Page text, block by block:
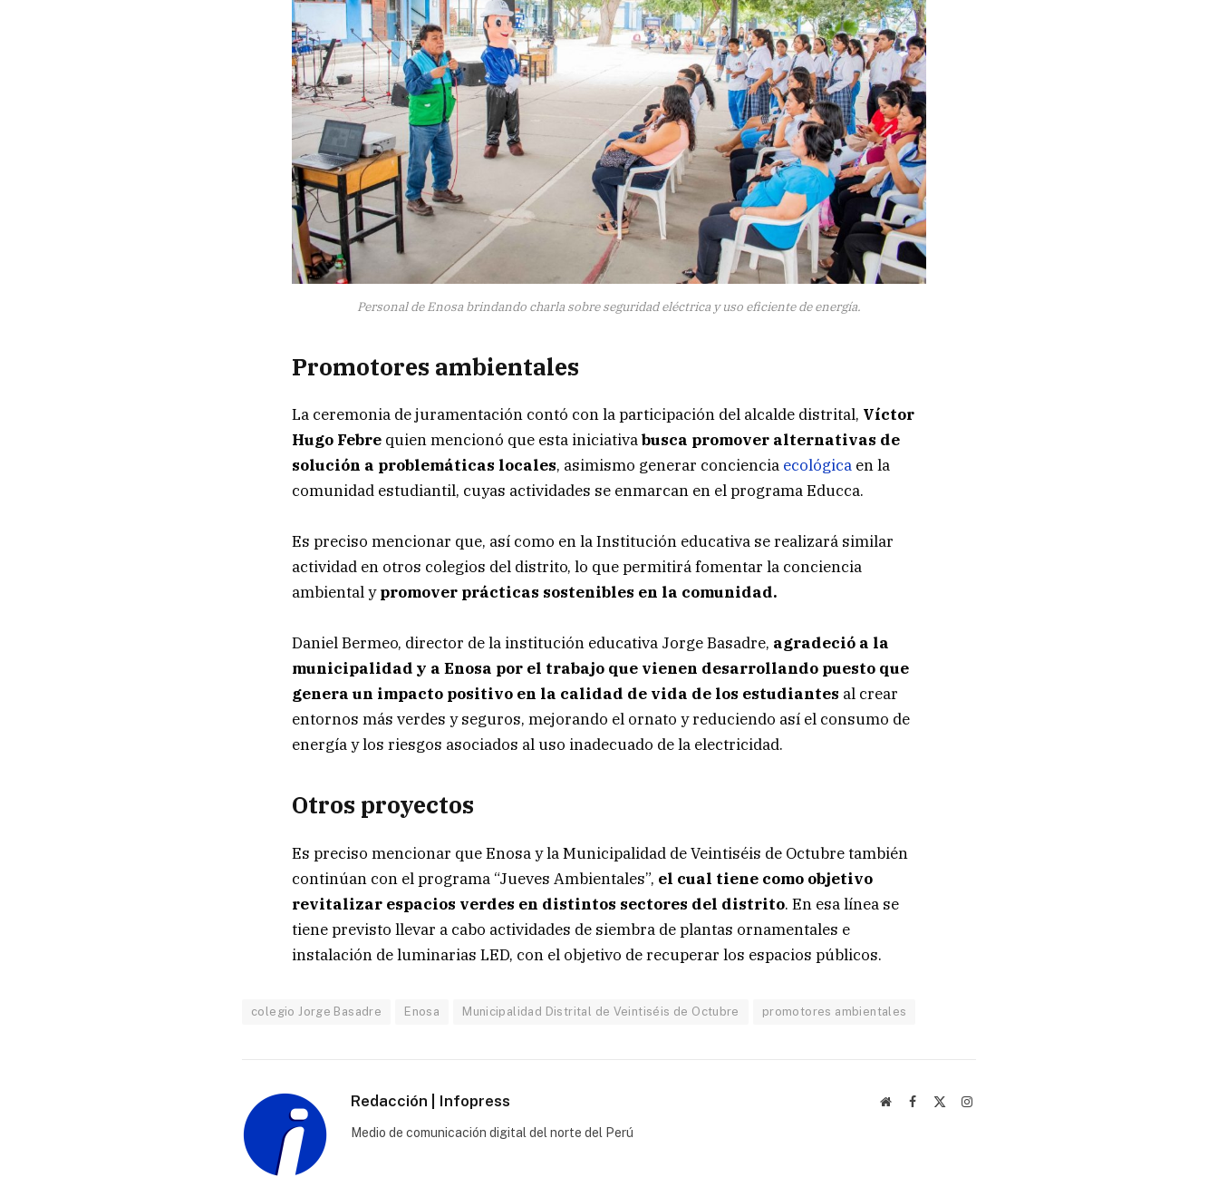
Personal de Enosa brindando charla sobre seguridad eléctrica y uso eficiente de energía.
Promotores ambientales
La ceremonia de juramentación contó con la participación del alcalde distrital, Víctor
Hugo Febre quien mencionó que esta iniciativabusca promover alternativas de
solución a problemáticas locales, asimismo generar conciencia ecológica en la
comunidad estudiantil, cuyas actividades se enmarcan en el programa Educca.
Es preciso mencionar que, así como en la Institución educativa se realizará similar
actividad en otros colegios del distrito, lo que permitirá fomentar la conciencia
ambiental ypromover prácticas sostenibles en la comunidad.
Daniel Bermeo, director de la institución educativa Jorge Basadre, agradeció a la
municipalidad y a Enosa por el trabajo que vienen desarrollando puesto que
genera un impacto positivo en la calidad de vida de los estudiantes al crear
entornos más verdes y seguros, mejorando el ornato y reduciendo así el consumo de
energía y los riesgos asociados al uso inadecuado de la electricidad.
Otros proyectos
Es preciso mencionar que Enosa y la Municipalidad de Veintiséis de Octubre también
continúan con el programa “Jueves Ambientales”, el cual tiene como objetivo
revitalizar espacios verdes en distintos sectores del distrito. En esa línea se
tiene previsto llevar a cabo actividades de siembra de plantas ornamentales e
instalación de luminarias LED, con el objetivo de recuperar los espacios públicos.
colegio Jorge Basadre Enosa Municipalidad Distrital de Veintiséis de Octubre promotores ambientales
Redacción | Infopress WebsiteFacebook Instagram
Medio de comunicación digital del norte del Perú